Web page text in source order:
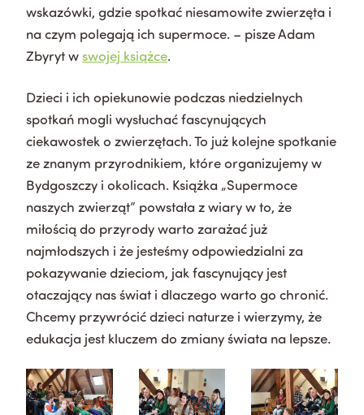
wskazówki, gdzie spotkać niesamowite zwierzęta i
na czym polegają ich supermoce. – pisze Adam
Zbyryt w swojej książce.
Dzieci i ich opiekunowie podczas niedzielnych
spotkań mogli wysłuchać fascynujących
ciekawostek o zwierzętach. To już kolejne spotkanie
ze znanym przyrodnikiem, które organizujemy w
Bydgoszczy i okolicach. Książka „Supermoce
naszych zwierząt” powstała z wiary w to, że
miłością do przyrody warto zarażać już
najmłodszych i że jesteśmy odpowiedzialni za
pokazywanie dzieciom, jak fascynujący jest
otaczający nas świat i dlaczego warto go chronić.
Chcemy przywrócić dzieci naturze i wierzymy, że
edukacja jest kluczem do zmiany świata na lepsze.